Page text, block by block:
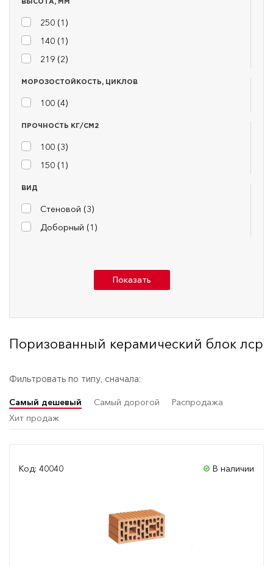
ВЫСОТА, ММ
250 (1 )
140 (1 )
219 (2)
МОРОЗОСТОЙКОСТЬ, ЦИКЛОВ
100 (4)
ПРОЧНОСТЬ КГ/СМ2
100 (3)
150 (1 )
ВИД
Стеновой (3)
Доборный (1 )
Показать
Поризованный керамический блок лср
Фильтровать по типу, сначала:
Самый дешевый Самый дорогой
Распродажа
Хит продаж
Код: 40040 В наличии